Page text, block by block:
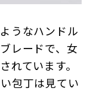
うなハンドル
レードで、女
れています。
包丁は見てい